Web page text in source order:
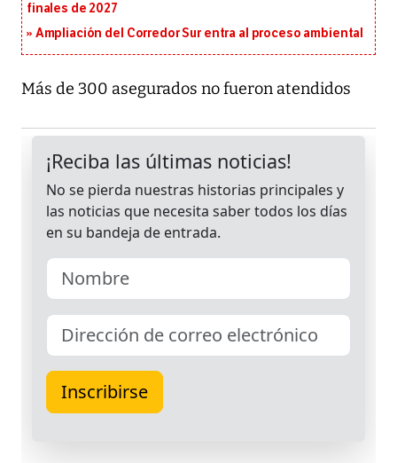
finales de 2027
Ampliación del Corredor Sur entra al proceso ambiental
Más de 300 asegurados no fueron atendidos